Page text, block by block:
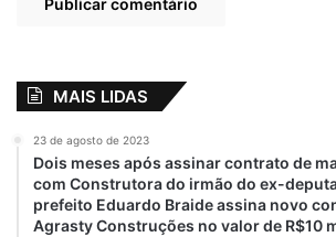
direito tributário, penal e
pós graduanda em direito civil,
civil e docência do ensino
Relacionado
MAIS LIDAS
23 de agosto de 2023
Dois meses após assinar contrato de
com Construtora do irmão do ex-
prefeito Eduardo Braide assina novo
Agrasty Construções no valor de R$10